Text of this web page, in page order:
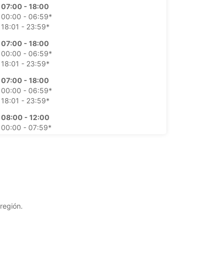
07:00 - 18:00
00:00 - 06:59*
18:01 - 23:59*
07:00 - 18:00
00:00 - 06:59*
18:01 - 23:59*
07:00 - 18:00
00:00 - 06:59*
18:01 - 23:59*
08:00 - 12:00
00:00 - 07:59*